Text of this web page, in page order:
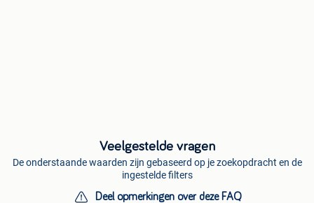
Veelgestelde vragen
De onderstaande waarden zijn gebaseerd op je zoekopdracht en de
ingestelde filters
Deel opmerkingen over deze FAQ